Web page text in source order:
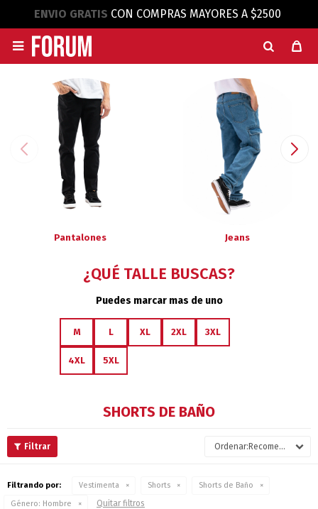
ENVIO GRATIS CON COMPRAS MAYORES A $2500

Pantalones Jeans
¿QUÉ TALLE BUSCAS?
Puedes marcar mas de uno
M L XL 2XL 3XL
4XL 5XL
SHORTS DE BAÑO
Recomendados
Filtrando por: Vestimenta Shorts
Shorts de Baño
Género: Hombre Quitar filtros